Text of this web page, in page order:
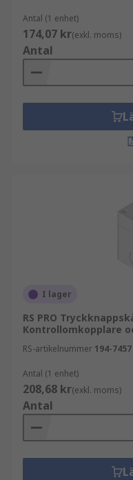
Antal (1 enhet)
174,07 kr(exkl. moms)
Antal
I lager
RS PRO
Kontrollomkopplare
RS-artikelnummer 194-7457
Antal (1 enhet)
208,68 kr(exkl. moms)
Antal